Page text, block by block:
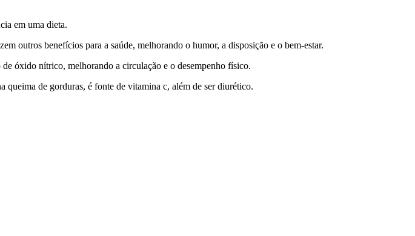
em uma dieta.
outros benefícios para a saúde, melhorando o humor, a disposição e o bem-estar.
óxido nítrico, melhorando a circulação e o desempenho físico.
de gorduras, é fonte de vitamina c, além de ser diurético.